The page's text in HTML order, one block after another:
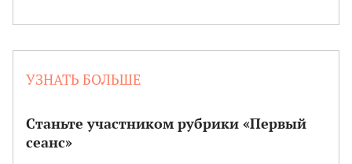
УЗНАТЬ БОЛЬШЕ
Станьте участником рубрики «Первый
сеанс»